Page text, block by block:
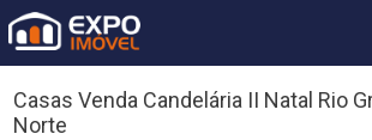
Casas Venda Candelária II Natal Rio
Norte